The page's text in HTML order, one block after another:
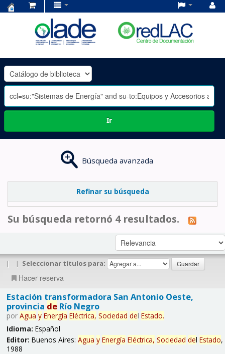
OLADE
-
Ir
Búsqueda avanzada
Refinar su búsqueda
Su búsqueda retornó 4 resultados.
| | Seleccionar títulos para:
Hacer reserva
Estación transformadora San Antonio Oeste,
provincia deRío Negro
por Agua y Energía Eléctrica, Sociedad del Estado.
Idioma: Español
Editor: Buenos Aires: Agua y Energía Eléctrica, Sociedad del Estado,
1988